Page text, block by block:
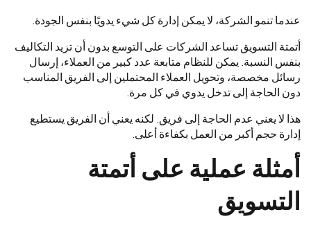
عندما تنمو الشركة، لا يمكن إدارة كل شيء يدويًا بنفس الجودة.
أتمتة التسويق تساعد الشركات على التوسع بدون أن تزيد التكاليف
بنفس النسبة. يمكن للنظام متابعة عدد كبير من العملاء، إرسال
رسائل مخصصة، وتحويل العملاء المحتملين إلى الفريق المناسب
دون الحاجة إلى تدخل يدوي في كل مرة.
هذا لا يعني عدم الحاجة إلى فريق. لكنه يعني أن الفريق يستطيع
إدارة حجم أكبر من العمل بكفاءة أعلى.
أمثلة عملية على أتمتة
التسويق